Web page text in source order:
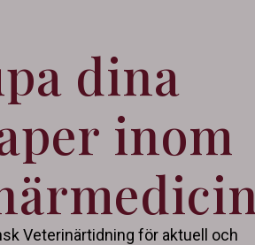
dina
inom
Veterinärtidning för aktuell och